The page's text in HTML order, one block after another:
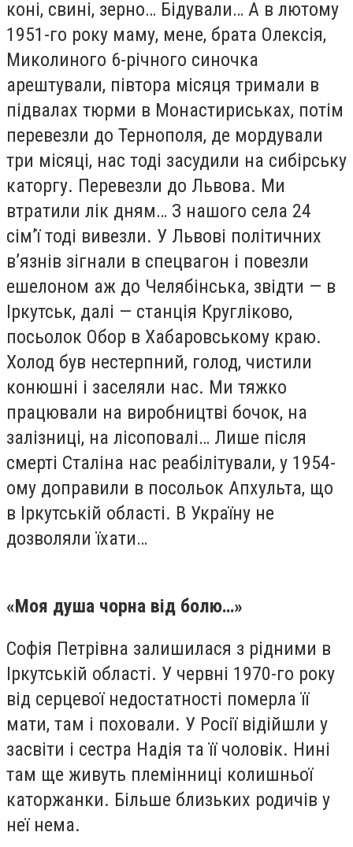
коні, свині, зерно… Бідували… А в лютому
1951-го року маму, мене, брата Олексія,
Миколиного 6-річного синочка
арештували, півтора місяця тримали в
підвалах тюрми в Монастириськах, потім
перевезли до Тернополя, де мордували
три місяці, нас тоді засудили на сибірську
каторгу. Перевезли до Львова. Ми
втратили лік дням… З нашого села 24
сім’ї тоді вивезли. У Львові політичних
в’язнів зігнали в спецвагон і повезли
ешелоном аж до Челябінська, звідти — в
Іркутськ, далі — станція Кругліково,
посьолок Обор в Хабаровському краю.
Холод був нестерпний, голод, чистили
конюшні і заселяли нас. Ми тяжко
працювали на виробництві бочок, на
залізниці, на лісоповалі… Лише після
смерті Сталіна нас реабілітували, у 1954-
ому доправили в посольок Апхульта, що
в Іркутській області. В Україну не
дозволяли їхати…
«Моя душа чорна від болю…»
Софія Петрівна залишилася з рідними в
Іркутській області. У червні 1970-го року
від серцевої недостатності померла її
мати, там і поховали. У Росії відійшли у
засвіти і сестра Надія та її чоловік. Нині
там ще живуть племінниці колишньої
каторжанки. Більше близьких родичів у
неї нема.